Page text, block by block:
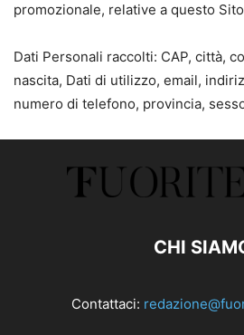
promozionale, relative a questo
Dati Personali raccolti: CAP, città,
nascita, Dati di utilizzo, email,
numero di telefono, provincia,
CHI
Contattaci: